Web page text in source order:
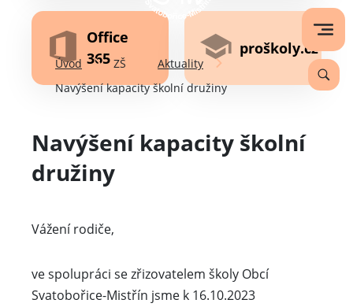
Office
365
proškoly.cz
Úvod ZŠ
Aktuality
Navýšení kapacity školní družiny
Navýšení kapacity školní
družiny
Vážení rodiče,
ve spolupráci se zřizovatelem školy Obcí
Svatobořice-Mistřín jsme k 16.10.2023